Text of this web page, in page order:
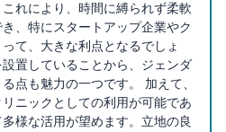
れにより、時間に縛られず柔軟
、特にスタートアップ企業やク
て、大きな利点となるでしょ
置していることから、ジェンダ
点も魅力の一つです。 加えて、
ニックとしての利用が可能であ
様な活用が望めます。立地の良